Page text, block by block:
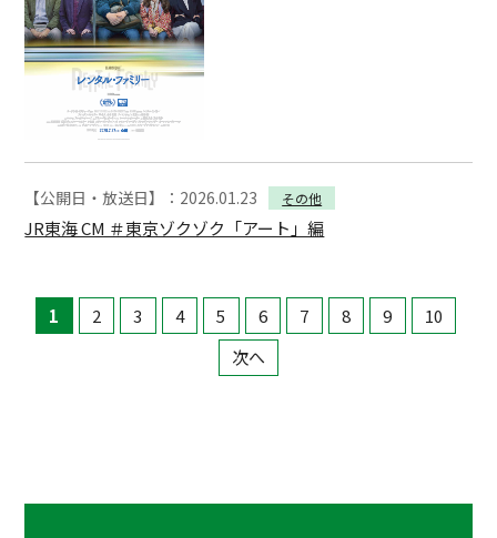
【公開日・放送日】：2026.01.23 その他
JR東海 CM ＃東京ゾクゾク「アート」編
1 2 3 4 5 6 7 8 9
10
次へ